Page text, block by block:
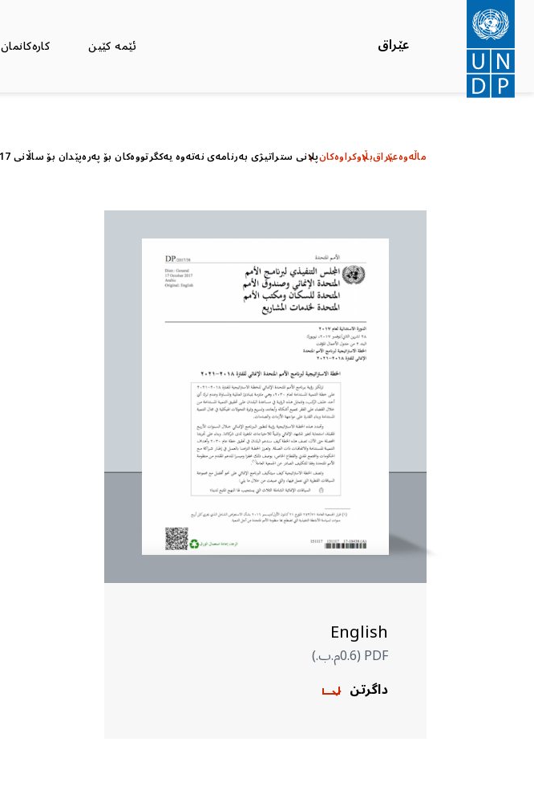
بازبدە
ناوەڕۆکی
سەرەکی
عێراق ئێمە كێین كارەكانمان
ماڵەوەعێراقبڵاوکراوەکانپلانی ستراتیژی بەرنامەی نەتەوە یەکگرتووەکان بۆ پەرەپێدان بۆ ساڵانی 2017-2021
English
PDF (0.6م.ب.)
داگرتن